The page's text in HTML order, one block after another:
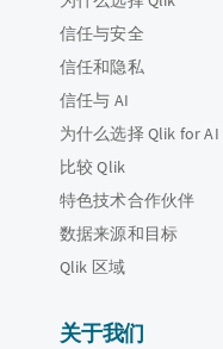
信任与安全
信任和隐私
信任与 AI
为什么选择 Qlik for AI
比较 Qlik
特色技术合作伙伴
数据来源和目标
Qlik 区域
关于我们